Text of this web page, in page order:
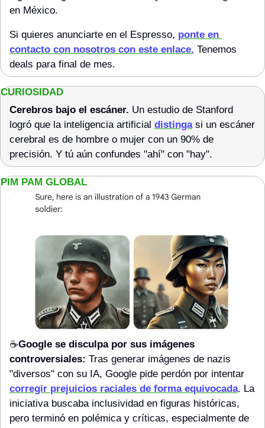
en México.
Si quieres anunciarte en el Espresso, ponte en
contacto con nosotros con este enlace. Tenemos
deals para final de mes.
CURIOSIDAD
Cerebros bajo el escáner. Un estudio de Stanford
logró que la inteligencia artificial distinga si un escáner
cerebral es de hombre o mujer con un 90% de
precisión. Y tú aún confundes "ahí" con "hay".
PIM PAM GLOBAL
☕️Google se disculpa por sus imágenes
controversiales: Tras generar imágenes de nazis
corregir prejuicios raciales de forma equivocada. La
iniciativa buscaba inclusividad en figuras históricas,
pero terminó en polémica y críticas, especialmente de